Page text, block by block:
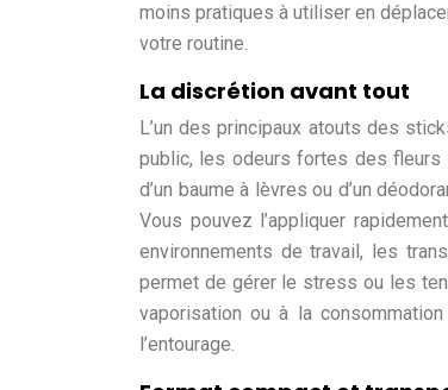
moins pratiques à utiliser en
votre routine.
La discrétion avant tout
L’un des principaux atouts des
public, les odeurs fortes des fleurs
d’un baume à lèvres ou d’un
Vous pouvez l’appliquer
environnements de travail, les
permet de gérer le stress ou les
vaporisation ou à la
l’entourage.